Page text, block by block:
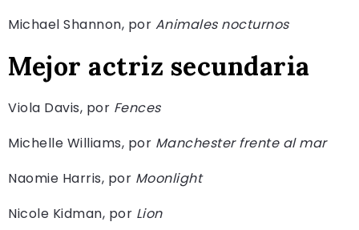
Michael Shannon, por Animales nocturnos
Mejor actriz secundaria
Viola Davis, por Fences
Michelle Williams, por Manchester frente al mar
Naomie Harris, por Moonlight
Nicole Kidman, por Lion